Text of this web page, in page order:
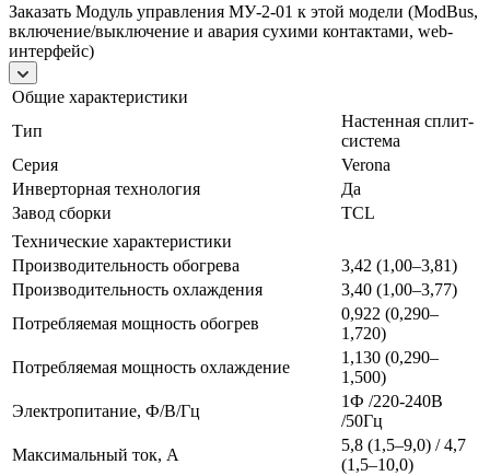
Заказать Модуль управления МУ-2-01 к этой модели (ModBus,
включение/выключение и авария сухими контактами, web-
интерфейс)
Общие характеристики
Тип
Настенная сплит-
система
Серия
Verona
Инверторная технология
Да
Завод сборки
TCL
Технические характеристики
Производительность обогрева
3,42 (1,00–3,81)
Производительность охлаждения
3,40 (1,00–3,77)
Потребляемая мощность обогрев
0,922 (0,290–
1,720)
Потребляемая мощность охлаждение
1,130 (0,290–
1,500)
Электропитание, Ф/В/Гц
1Ф /220-240В
/50Гц
Максимальный ток, А
5,8 (1,5–9,0) / 4,7
(1,5–10,0)